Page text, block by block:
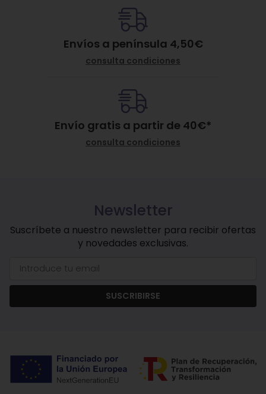
Envíos a península 4,50€
consulta condiciones
Envío gratis a partir de 40€*
consulta condiciones
Newsletter
Suscríbete a nuestro newsletter para recibir ofertas
y novedades exclusivas.
SUSCRIBIRSE